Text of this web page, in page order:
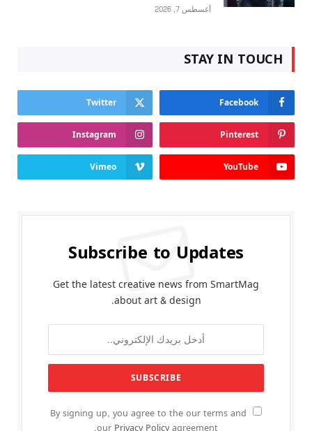
أغسطس 7, 2026
STAY IN TOUCH
Facebook
Twitter
Pinterest
Instagram
YouTube
Vimeo
Subscribe to Updates
Get the latest creative news from SmartMag
about art & design.
By signing up, you agree to the our terms and